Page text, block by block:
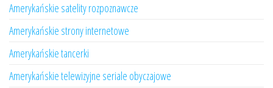
Amerykańskie satelity rozpoznawcze
Amerykańskie strony internetowe
Amerykańskie tancerki
Amerykańskie telewizyjne seriale obyczajowe